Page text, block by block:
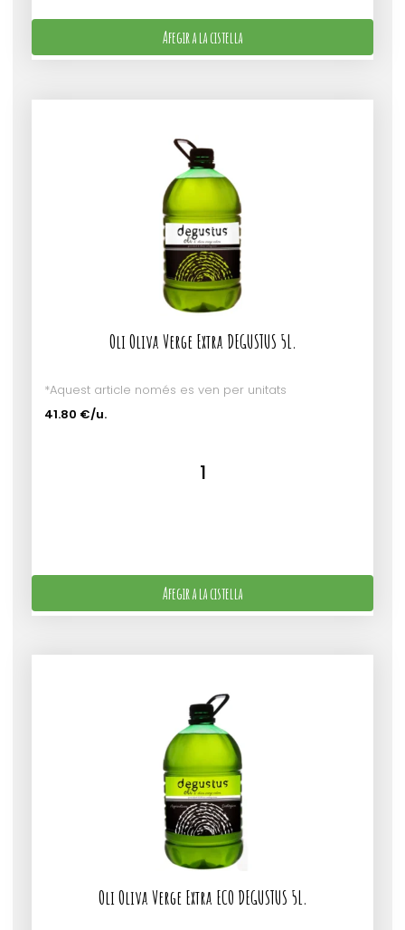
Afegir a la cistella
Oli Oliva Verge Extra DEGUSTUS 5L.
*Aquest article només es ven per unitats
41.80 €/u.
Afegir a la cistella
Oli Oliva Verge Extra ECO DEGUSTUS 5L.